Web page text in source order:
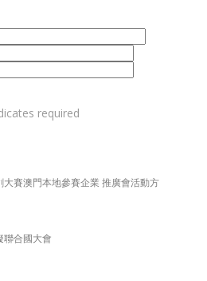
大賽澳門本地參賽企業 推廣會活動方
聯合國大會
required